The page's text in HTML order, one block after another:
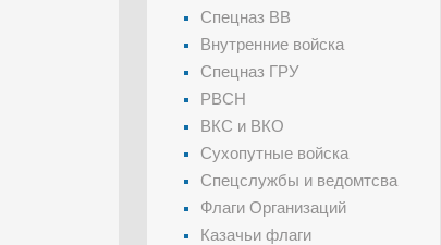
Спецназ ВВ
Внутренние войска
Спецназ ГРУ
РВСН
ВКС и ВКО
Сухопутные войска
Спецслужбы и ведомтсва
Флаги Организаций
Казачьи флаги